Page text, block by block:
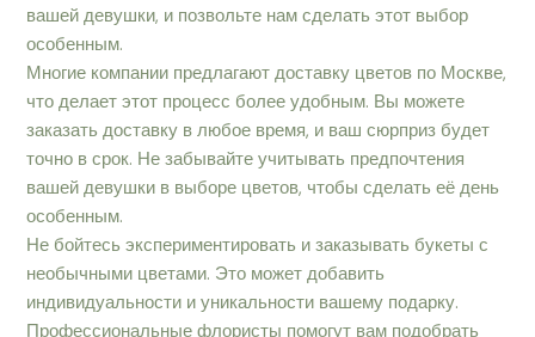
вашей девушки, и позвольте нам сделать этот выбор
особенным.
Многие компании предлагают доставку цветов по Москве,
что делает этот процесс более удобным. Вы можете
заказать доставку в любое время, и ваш сюрприз будет
точно в срок. Не забывайте учитывать предпочтения
вашей девушки в выборе цветов, чтобы сделать её день
особенным.
Не бойтесь экспериментировать и заказывать букеты с
необычными цветами. Это может добавить
индивидуальности и уникальности вашему подарку.
Профессиональные флористы помогут вам подобрать